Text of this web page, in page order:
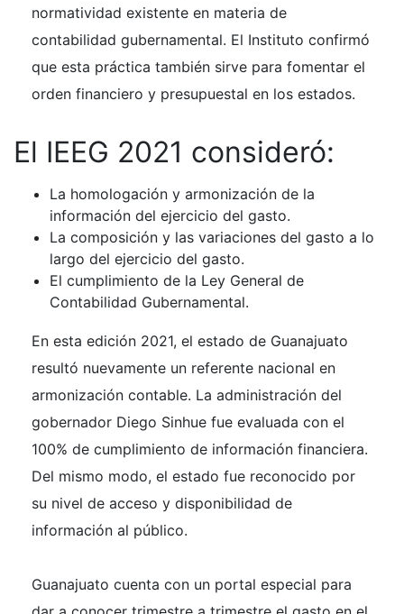
normatividad existente en materia de
contabilidad gubernamental. El Instituto confirmó
que esta práctica también sirve para fomentar el
orden financiero y presupuestal en los estados.
El IEEG 2021 consideró:
La homologación y armonización de la
información del ejercicio del gasto.
La composición y las variaciones del gasto a lo
largo del ejercicio del gasto.
El cumplimiento de la Ley General de
Contabilidad Gubernamental.
En esta edición 2021, el estado de Guanajuato
resultó nuevamente un referente nacional en
armonización contable. La administración del
gobernador Diego Sinhue fue evaluada con el
100% de cumplimiento de información financiera.
Del mismo modo, el estado fue reconocido por
su nivel de acceso y disponibilidad de
información al público.
Guanajuato cuenta con un portal especial para